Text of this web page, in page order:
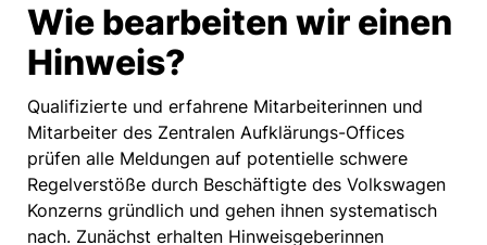
Wie bearbeiten wir einen
Hinweis?
Qualifizierte und erfahrene Mitarbeiterinnen und
Mitarbeiter des Zentralen Aufklärungs-Offices
prüfen alle Meldungen auf potentielle schwere
Regelverstöße durch Beschäftigte des Volkswagen
Konzerns gründlich und gehen ihnen systematisch
nach. Zunächst erhalten Hinweisgeberinnen